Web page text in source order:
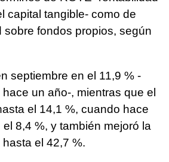
capital tangible- como de
sobre fondos propios, según
septiembre en el 11,9 % -
un año-, mientras que el
el 14,1 %, cuando hace
8,4 %, y también mejoró la
el 42,7 %.